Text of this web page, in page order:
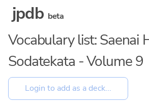
jpdb beta
Vocabulary list: Saenai
Sodatekata - Volume 9